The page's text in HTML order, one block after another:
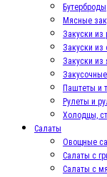
Бутерброды
Мясные
Закуски
Закуски из
Закуски из
Паштеты и
Рулеты и
Холодцы,
Салаты
Овощные
Салаты с
Салаты с